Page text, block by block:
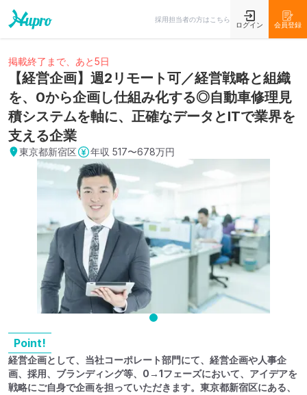
採用担当者の方はこちら
ログイン 会員登録
掲載終了まで、あと5日
【経営企画】週2リモート可／経営戦略と組織
を、0から企画し仕組み化する◎自動車修理見
積システムを軸に、正確なデータとITで業界を
支える企業
東京都新宿区 年収 517〜678万円
Point!
経営企画として、当社コーポレート部門にて、経営企画や人事企
画、採用、ブランディング等、0→1フェーズにおいて、アイデアを
戦略にご自身で企画を担っていただきます。東京都新宿区にある、